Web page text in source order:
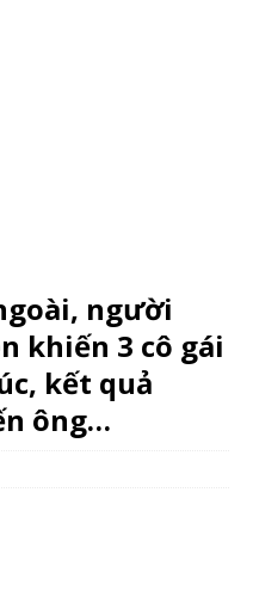
người
khiến 3 cô gái
kết quả
ông…